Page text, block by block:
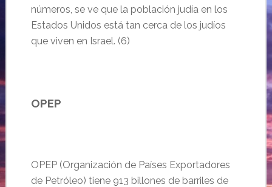
números, se ve que la población judía en los
Estados Unidos está tan cerca de los judíos
que viven en Israel. (6)
OPEP
OPEP (Organización de Países Exportadores
de Petróleo) tiene 913 billones de barriles de